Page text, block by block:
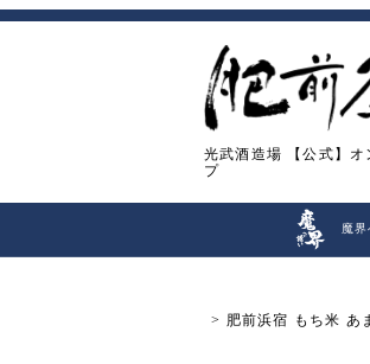
光武酒造場 【公式】
プ
魔
肥前浜宿 もち米 あ